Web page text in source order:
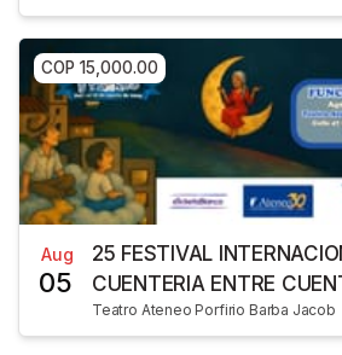
COP 15,000.00
Aug
05
25 FESTIVAL
CUENTERIA ENTRE
Teatro Ateneo Porfirio Barba Jacob